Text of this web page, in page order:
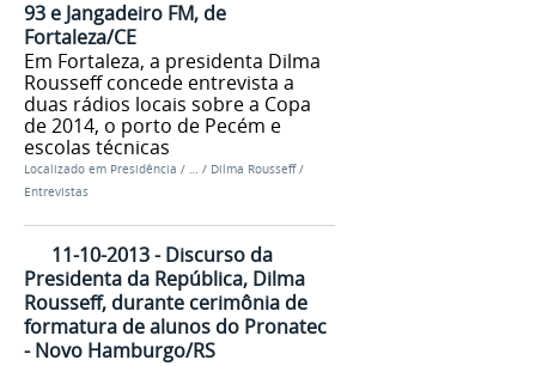
93 e Jangadeiro FM, de
Fortaleza/CE
Em Fortaleza, a presidenta Dilma
Rousseff concede entrevista a
duas rádios locais sobre a Copa
de 2014, o porto de Pecém e
escolas técnicas
Localizado em Presidência / / Dilma Rousseff /
Entrevistas
11-10-2013 - Discurso da
Presidenta da República, Dilma
Rousseff, durante cerimônia de
formatura de alunos do Pronatec
- Novo Hamburgo/RS